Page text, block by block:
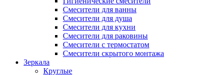
Смесители для ванны
Смесители для душа
Смесители для кухни
Смесители для раковины
Смесители с термостатом
Смесители скрытого монтажа
Зеркала
Круглые